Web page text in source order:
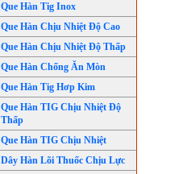
Que Hàn Tig Inox
Que Hàn Chịu Nhiệt Độ Cao
Que Hàn Chịu Nhiệt Độ Thấp
Que Hàn Chống Ăn Mòn
Que Hàn Tig Hơp Kim
Que Hàn TIG Chịu Nhiệt Độ
Thấp
Que Hàn TIG Chịu Nhiệt
Dây Hàn Lõi Thuốc Chịu Lực